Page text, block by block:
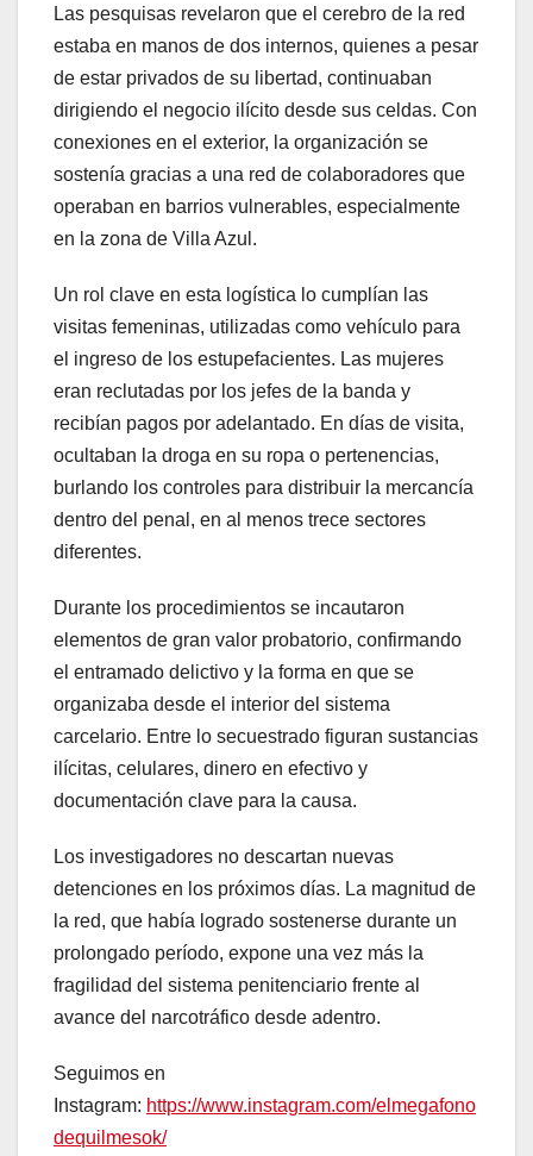
Las pesquisas revelaron que el cerebro de la red
estaba en manos de dos internos, quienes a pesar
de estar privados de su libertad, continuaban
dirigiendo el negocio ilícito desde sus celdas. Con
conexiones en el exterior, la organización se
sostenía gracias a una red de colaboradores que
operaban en barrios vulnerables, especialmente
en la zona de Villa Azul.
Un rol clave en esta logística lo cumplían las
visitas femeninas, utilizadas como vehículo para
el ingreso de los estupefacientes. Las mujeres
eran reclutadas por los jefes de la banda y
recibían pagos por adelantado. En días de visita,
ocultaban la droga en su ropa o pertenencias,
burlando los controles para distribuir la mercancía
dentro del penal, en al menos trece sectores
diferentes.
Durante los procedimientos se incautaron
elementos de gran valor probatorio, confirmando
el entramado delictivo y la forma en que se
organizaba desde el interior del sistema
carcelario. Entre lo secuestrado figuran sustancias
ilícitas, celulares, dinero en efectivo y
documentación clave para la causa.
Los investigadores no descartan nuevas
detenciones en los próximos días. La magnitud de
la red, que había logrado sostenerse durante un
prolongado período, expone una vez más la
fragilidad del sistema penitenciario frente al
avance del narcotráfico desde adentro.
Seguimos en
Instagram: https://www.instagram.com/elmegafono
dequilmesok/